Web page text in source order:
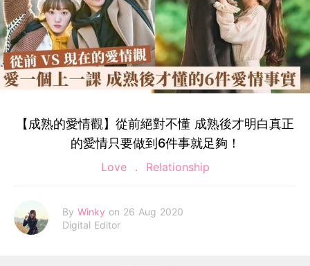
【成熟的愛情觀】從前絕對不懂 成熟後才明白真正
的愛情只要做到6件事就足夠！
Love Relationship
By Winky on 26 Aug 2020
Digital Editor